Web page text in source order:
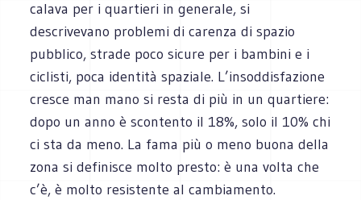
calava per i quartieri in generale, si
descrivevano problemi di carenza di spazio
pubblico, strade poco sicure per i bambini e i
ciclisti, poca identità spaziale. L’insoddisfazione
cresce man mano si resta di più in un quartiere:
dopo un anno è scontento il 18%, solo il 10% chi
ci sta da meno. La fama più o meno buona della
zona si definisce molto presto: è una volta che
c’è, è molto resistente al cambiamento.